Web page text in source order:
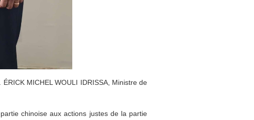
MICHEL WOULI IDRISSA, Ministre de
chinoise aux actions justes de la partie